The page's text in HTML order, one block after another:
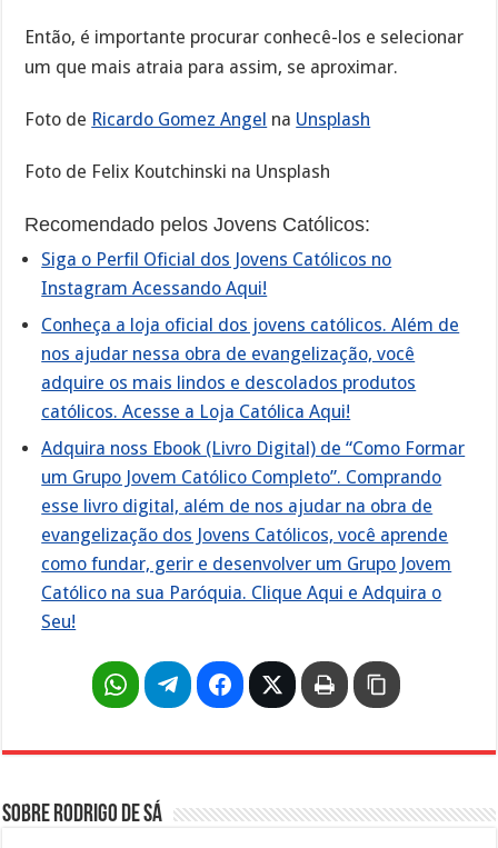
Então, é importante procurar conhecê-los e selecionar
um que mais atraia para assim, se aproximar.
Foto de Ricardo Gomez Angel na Unsplash
Foto de Felix Koutchinski na Unsplash
Recomendado pelos Jovens Católicos:
Siga o Perfil Oficial dos Jovens Católicos no
Instagram Acessando Aqui!
Conheça a loja oficial dos jovens católicos. Além de
nos ajudar nessa obra de evangelização, você
adquire os mais lindos e descolados produtos
católicos. Acesse a Loja Católica Aqui!
Adquira noss Ebook (Livro Digital) de “Como Formar
um Grupo Jovem Católico Completo”. Comprando
esse livro digital, além de nos ajudar na obra de
evangelização dos Jovens Católicos, você aprende
como fundar, gerir e desenvolver um Grupo Jovem
Católico na sua Paróquia. Clique Aqui e Adquira o
Seu!
Sobre Rodrigo de Sá